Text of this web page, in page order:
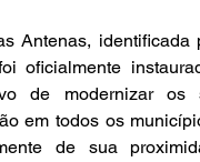
Antenas, identificada
oficialmente
de modernizar os
em todos os
de sua